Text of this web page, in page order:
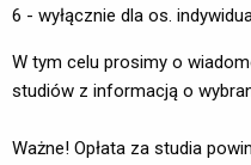
6 - wyłącznie dla os.
W tym celu prosimy o
studiów z informacją o
Ważne! Opłata za studia